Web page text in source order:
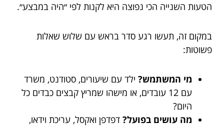
הטעות השנייה הכי נפוצה היא לקנות לפי ״היה במבצע״.
במקום זה, תעשו רגע סדר בראש עם שלוש שאלות
פשוטות:
מי המשתמש? ילד עם שיעורים, סטודנט, משרד
עם 12 עובדים, או מישהו שמריץ קבצים כבדים כל
היום?
מה עושים בפועל? דפדפן ואקסל, עריכת וידאו,